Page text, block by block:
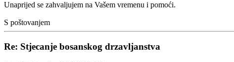
Unaprijed se zahvaljujem na Vašem vremenu i pomoći.
S poštovanjem
Re: Stjecanje bosanskog drzavljanstva